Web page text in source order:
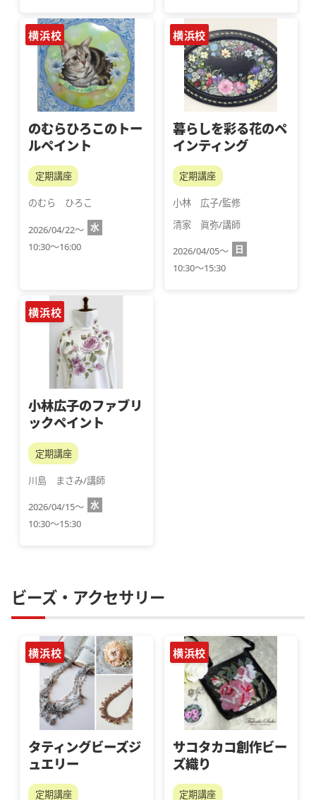
横浜校
のむらひろこのトー
ルペイント
定期講座
のむら　ひろこ
2026/04/22～ 水
10:30～16:00
横浜校
暮らしを彩る花のペ
インティング
定期講座
小林　広子/監修
清家　眞弥/講師
2026/04/05～
日
10:30～15:30
横浜校
小林広子のファブリ
ックペイント
定期講座
川島　まさみ/講師
2026/04/15～ 水
10:30～15:30
ビーズ・アクセサリー
横浜校
タティングビーズジ
ュエリー
定期講座
横浜校
サコタカコ創作ビー
ズ織り
定期講座